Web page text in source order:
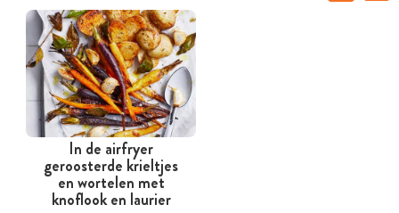
In de airfryer
geroosterde krieltjes
en wortelen met
knoflook en laurier